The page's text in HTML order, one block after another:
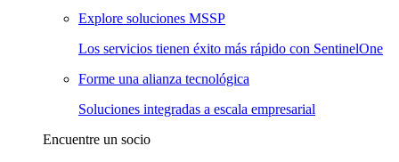
Explore soluciones MSSP
Los servicios tienen éxito más rápido con SentinelOne
Forme una alianza tecnológica
Soluciones integradas a escala empresarial
Encuentre un socio